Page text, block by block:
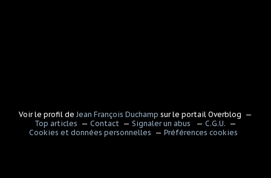
Voir le profil de Jean François Duchamp sur le portail Overblog
Top articles
Contact Signaler un abus
C.G.U.
Cookies et données personnelles
Préférences cookies